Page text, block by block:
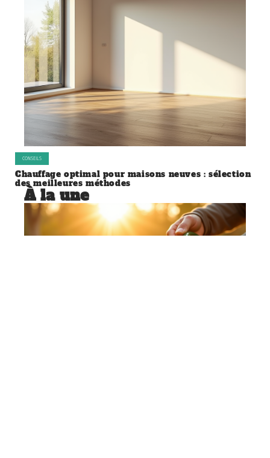
CONSEILS
Chauffage optimal pour maisons neuves : sélection
des meilleures méthodes
À la une